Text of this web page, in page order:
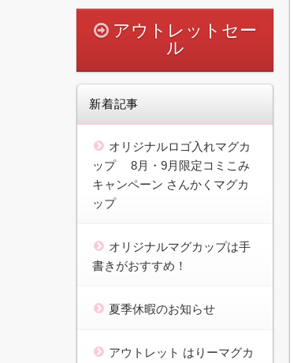
アウトレットセー
ル
新着記事
オリジナルロゴ入れマグカ
ップ 8月・9月限定コミこみ
キャンペーン さんかくマグカ
ップ
オリジナルマグカップは手
書きがおすすめ！
夏季休暇のお知らせ
アウトレット はりーマグカ